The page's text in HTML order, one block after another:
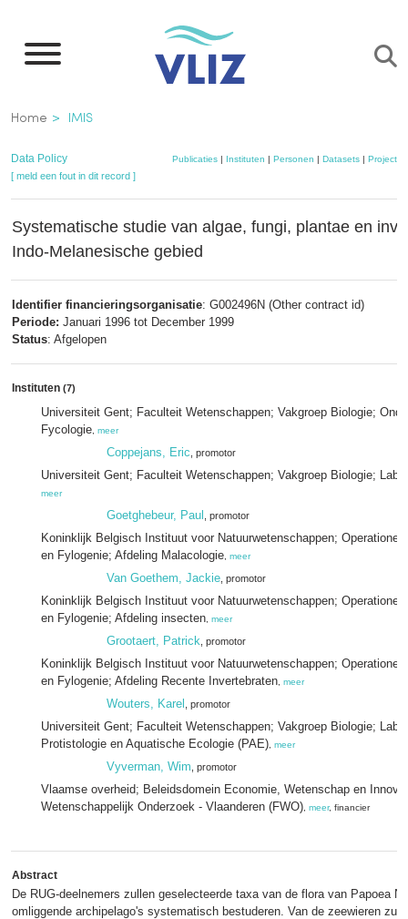
naar
inhoud
gaan
Kruimelpad
Home IMIS
Data Policy Publicaties | Instituten | Personen | Datasets | Projecten
[ meld een fout in dit record ]
Systematische studie van algae, fungi, plantae en
Indo-Melanesische gebied
Identifier financieringsorganisatie: G002496N (Other contract id)
Periode: Januari 1996 tot December 1999
Status: Afgelopen
Instituten (7)
Universiteit Gent; Faculteit Wetenschappen; Vakgroep Biologie;
Fycologie meer
Coppejans, Eric , promotor
Universiteit Gent; Faculteit Wetenschappen; Vakgroep Biologie;
meer
Goetghebeur, Paul , promotor
Koninklijk Belgisch Instituut voor Natuurwetenschappen;
en Fylogenie; Afdeling Malacologie meer
Van Goethem, Jackie , promotor
Koninklijk Belgisch Instituut voor Natuurwetenschappen;
en Fylogenie; Afdeling insecten meer
Grootaert, Patrick , promotor
Koninklijk Belgisch Instituut voor Natuurwetenschappen;
en Fylogenie; Afdeling Recente Invertebraten meer
Wouters, Karel , promotor
Universiteit Gent; Faculteit Wetenschappen; Vakgroep Biologie;
Protistologie en Aquatische Ecologie (PAE) meer
Vyverman, Wim , promotor
Vlaamse overheid; Beleidsdomein Economie, Wetenschap en
Wetenschappelijk Onderzoek - Vlaanderen (FWO) meer, financier
Abstract
De RUG-deelnemers zullen geselecteerde taxa van de flora van Papoea
omliggende archipelago's systematisch bestuderen. Van de zeewieren